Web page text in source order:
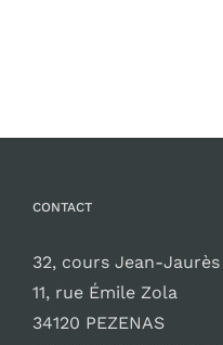
CONTACT
32, cours Jean-Jaurès
11, rue Émile Zola
34120 PEZENAS